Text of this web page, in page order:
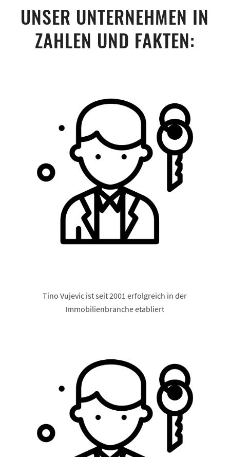
UNSER UNTERNEHMEN IN
ZAHLEN UND FAKTEN:
Tino Vujevic ist seit 2001 erfolgreich in der
Immobilienbranche etabliert